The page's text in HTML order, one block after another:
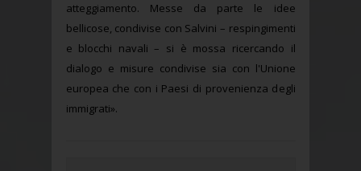
atteggiamento. Messe da parte le idee
bellicose, condivise con Salvini – respingimenti
e blocchi navali – si è mossa ricercando il
dialogo e misure condivise sia con l'Unione
europea che con i Paesi di provenienza degli
immigrati».